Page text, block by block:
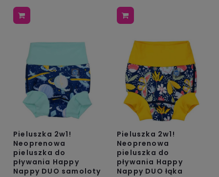
Pieluszka 2w1!
Neoprenowa
pieluszka do
pływania Happy
Nappy DUO samoloty
Pieluszka 2w1!
Neoprenowa
pieluszka do
pływania Happy
Nappy DUO łąka